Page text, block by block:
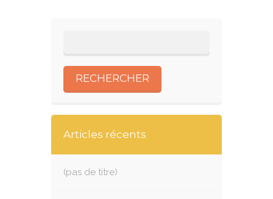
Articles récents
(pas de titre)